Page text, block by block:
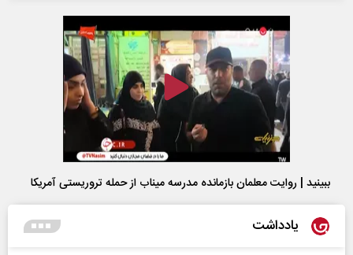
ببینید | روایت معلمان بازمانده مدرسه میناب از حمله تروریستی آمریکا
یادداشت